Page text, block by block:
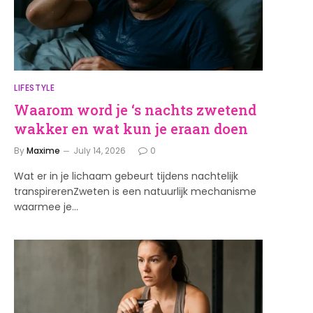
LIFESTYLE
Waarom word je ‘s nachts zwetend
wakker en wat kun je eraan doen
ByMaxime July 14, 2026 0
Wat er in je lichaam gebeurt tijdens nachtelijk
transpirerenZweten is een natuurlijk mechanisme
waarmee je…